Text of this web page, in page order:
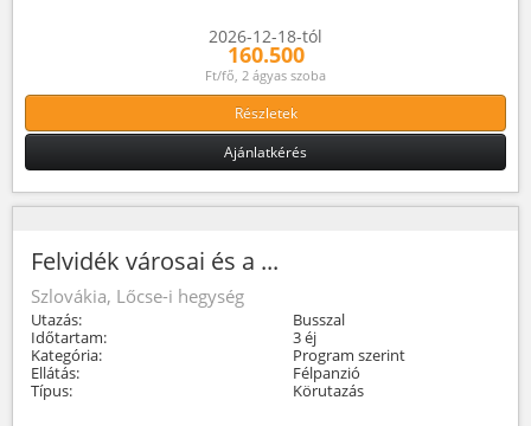
2026-12-18-tól
160.500
Ft/fő, 2 ágyas szoba
Részletek
Ajánlatkérés
Felvidék városai és a ...
Szlovákia, Lőcse-i hegység
Utazás:
Busszal
Időtartam:
3 éj
Kategória:
Program szerint
Ellátás:
Félpanzió
Típus:
Körutazás